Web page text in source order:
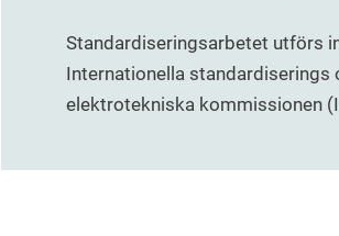
Standardiseringsarbetet utförs
Internationella standardiserings
elektrotekniska kommissionen